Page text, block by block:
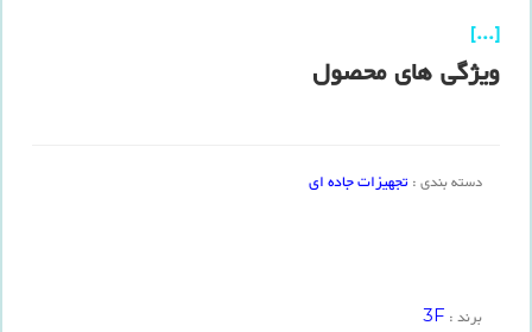
[...]
ویژگی های محصول
دسته بندی : تجهیزات جاده ای
برند : 3F